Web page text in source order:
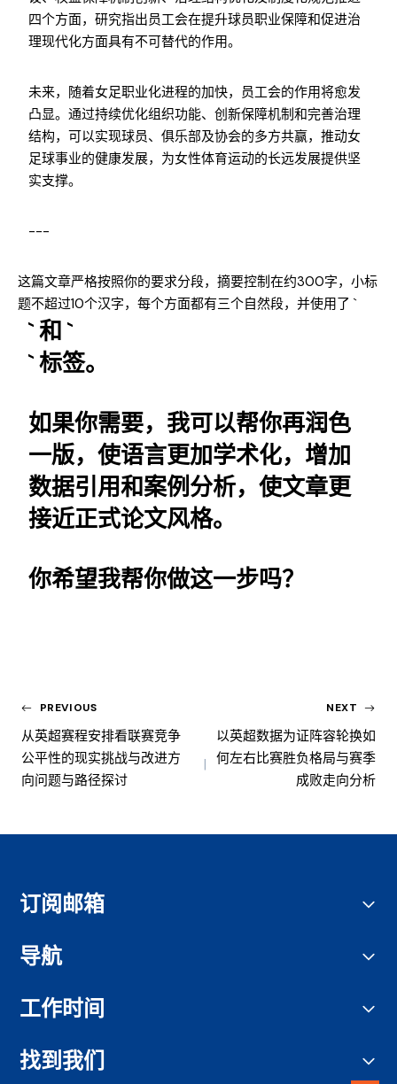
四个方面，研究指出员工会在提升球员职业保障和促进治
理现代化方面具有不可替代的作用。
未来，随着女足职业化进程的加快，员工会的作用将愈发
凸显。通过持续优化组织功能、创新保障机制和完善治理
结构，可以实现球员、俱乐部及协会的多方共赢，推动女
足球事业的健康发展，为女性体育运动的长远发展提供坚
实支撑。
---
这篇文章严格按照你的要求分段，摘要控制在约300字，小标
题不超过10个汉字，每个方面都有三个自然段，并使用了 `
` 和 `
` 标签。
如果你需要，我可以帮你再润色
一版，使语言更加学术化，增加
数据引用和案例分析，使文章更
接近正式论文风格。
你希望我帮你做这一步吗？
PREVIOUS
从英超赛程安排看联赛竞争
公平性的现实挑战与改进方
向问题与路径探讨
NEXT
以英超数据为证阵容轮换如
何左右比赛胜负格局与赛季
成败走向分析
订阅邮箱
导航
工作时间
找到我们